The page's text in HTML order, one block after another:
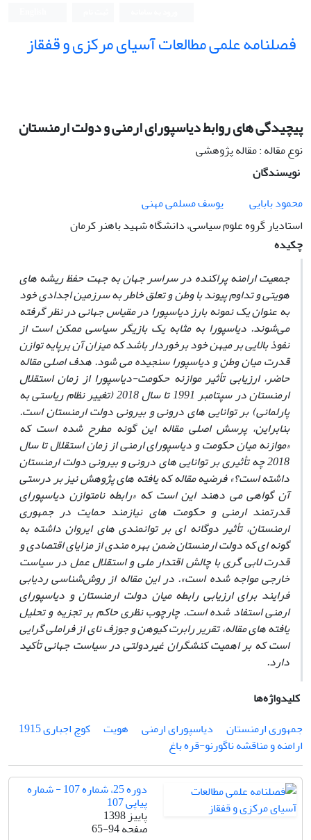
فصلنامه علمی مطالعات آسیای مرکزی و قفقاز
پیچیدگی ‏های روابط دیاسپورای ارمنی و دولت ارمنستان
نوع مقاله : مقاله پژوهشی
نویسندگان
محمود بابایی
یوسف مسلمی مهنی
استادیار گروه علوم سیاسی، دانشگاه شهید باهنر کرمان
چکیده
جمعیت ارامنه پراکنده در سراسر جهان به‏ جهت حفظ ریشه‏ های
هویتی و تداوم پیوند با وطن و تعلق‏ خاطر به سرزمین اجدادی خود
به‏ عنوان یک نمونه بارز دیاسپورا در مقیاس جهانی در نظر گرفته
می‌شوند. دیاسپورا به ‏مثابه یک بازیگر سیاسی ممکن است از
نفوذ بالایی بر میهن خود برخوردار باشد که میزان آن برپایه توازن
قدرت میان وطن و دیاسپورا سنجیده می‏ شود. هدف اصلی مقاله
حاضر، ارزیابی تأثیر موازنه حکومت-دیاسپورا از زمان استقلال
ارمنستان در سپتامبر 1991 تا سال 2018 (تغییر نظام ریاستی به
پارلمانی) بر توانایی ‏های درونی و بیرونی دولت ارمنستان است.
بنابراین، پرسش اصلی مقاله این گونه مطرح شده است که
«موازنه میان حکومت و دیاسپورای ارمنی از زمان استقلال تا سال
2018 چه تأثیری بر توانایی‏ های درونی و بیرونی دولت ارمنستان
داشته است؟» فرضیه مقاله که یافته‏ های پژوهش نیز بر درستی
آن گواهی می‏ دهند این است که «رابطه نامتوازن دیاسپورای
قدرتمند ارمنی و حکومت‏ های نیازمند حمایت در جمهوری
ارمنستان، تأثیر دوگانه‏ ای بر توانمندی‏ های ایروان داشته به‏
گونه ‏ای که دولت ارمنستان ضمن بهره ‏مندی از مزایای اقتصادی و
قدرت لابی‏ گری با چالش اقتدار ملی و استقلال عمل در سیاست
خارجی مواجه شده است». در این مقاله از روش‌شناسی ردیابی
فرایند برای ارزیابی رابطه میان دولت ارمنستان و دیاسپورای
ارمنی استفاد شده است. چارچوب نظری حاکم بر تجزیه ‏و تحلیل
یافته‏ های مقاله، تقریر رابرت کیوهن و جوزف نای از فراملی‏ گرایی
است که بر اهمیت کنشگران غیردولتی در سیاست جهانی تأکید
دارد.
کلیدواژه‌ها
جمهوری ارمنستان
دیاسپورای ارمنی هویت
کوچ اجباری 1915
ارامنه و مناقشه ناگورنو-قره ‏باغ
دوره 25، شماره 107 - شماره
پیاپی 107
پاییز 1398
صفحه65-94